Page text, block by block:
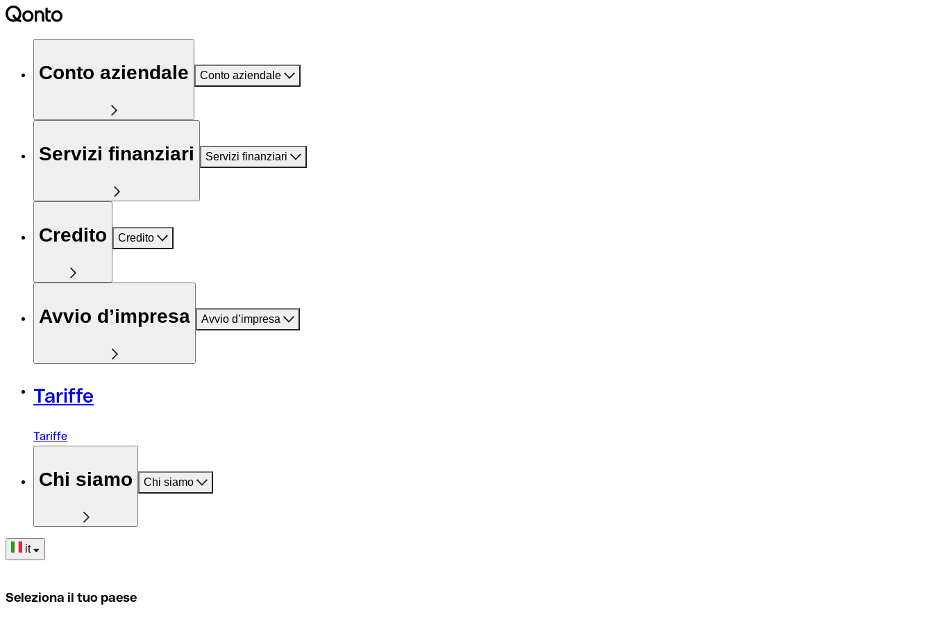
Conto aziendale Conto aziendale
Servizi finanziari Servizi finanziari
Credito Credito
Avvio d’impresa Avvio d’impresa
Tariffe
Tariffe
Chi siamo Chi siamo
it
Seleziona il tuo paese